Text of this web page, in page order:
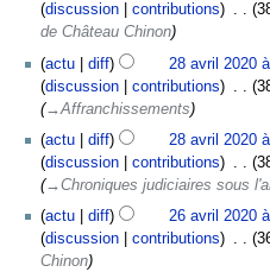
discussion
contributions
de Château Chinon
actu
diff 28 avril 2020
discussion
contributions
→‎Affranchissements
actu
diff 28 avril 2020
discussion
contributions
→‎Chroniques judiciaires sous
26
avril
2020
actu diff 26 avril 2020
discussion
contributions
Chinon